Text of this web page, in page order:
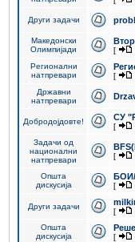
Други задачи
Македонски
Олимпијади
[
Регионални
натпревари
[
Државни
натпревари
Добродојдовте! СУ
[
Задачи од
национални
натпревари
[
Општа
дискусија
БОИ/
[
Други задачи
[
Општа
дискусија
[